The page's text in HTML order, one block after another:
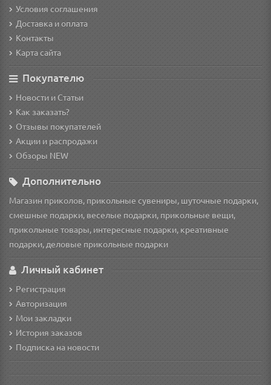
Условия соглашения
Доставка и оплата
Контакты
Карта сайта
Покупателю
Новости и Статьи
Как заказать?
Отзывы покупателей
Акции и распродажи
Обзоры NEW
Дополнительно
Магазин приколов, прикольные сувениры, шуточные подарки,
смешные подарки, веселые подарки, прикольные вещи,
прикольные товары, интересные подарки, креативные
подарки, деловые прикольные подарки
Личный кабинет
Регистрация
Авторизация
Мои закладки
История заказов
Подписка на новости